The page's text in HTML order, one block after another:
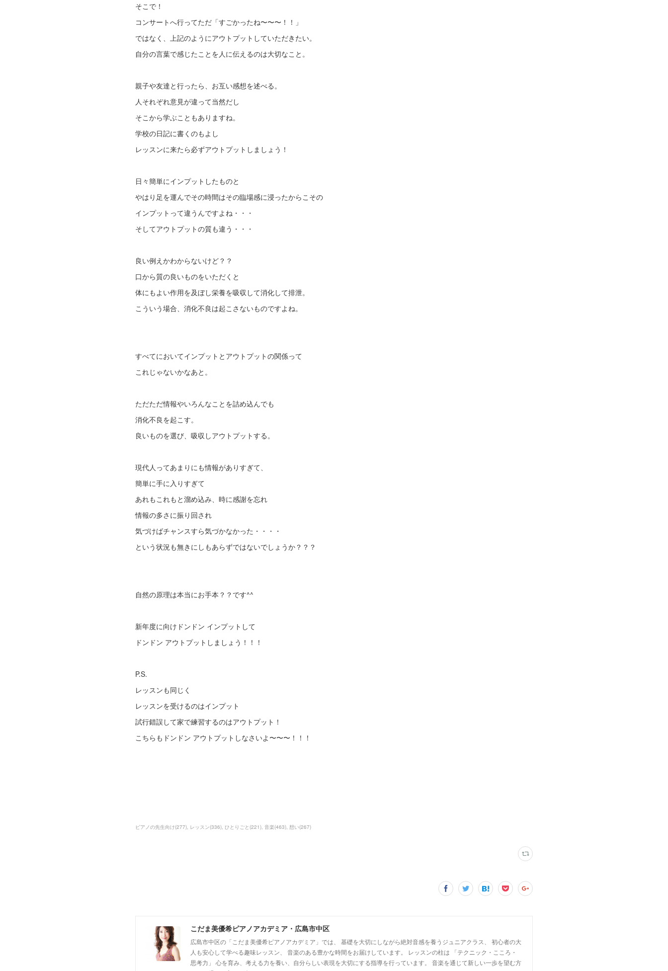
そこで！
コンサートへ行ってただ「すごかったね〜〜〜！！」
ではなく、上記のようにアウトプットしていただきたい。
自分の言葉で感じたことを人に伝えるのは大切なこと。
親子や友達と行ったら、お互い感想を述べる。
人それぞれ意見が違って当然だし
そこから学ぶこともありますね。
学校の日記に書くのもよし
レッスンに来たら必ずアウトプットしましょう！
日々簡単にインプットしたものと
やはり足を運んでその時間はその臨場感に浸ったからこその
インプットって違うんですよね・・・
そしてアウトプットの質も違う・・・
良い例えかわからないけど？？
口から質の良いものをいただくと
体にもよい作用を及ぼし栄養を吸収して消化して排泄。
こういう場合、消化不良は起こさないものですよね。
すべてにおいてインプットとアウトプットの関係って
これじゃないかなあと。
ただただ情報やいろんなことを詰め込んでも
消化不良を起こす。
良いものを選び、吸収しアウトプットする。
現代人ってあまりにも情報がありすぎて、
簡単に手に入りすぎて
あれもこれもと溜め込み、時に感謝を忘れ
情報の多さに振り回され
気づけばチャンスすら気づかなかった・・・・
という状況も無きにしもあらずではないでしょうか？？？
自然の原理は本当にお手本？？です^^
新年度に向けドンドン インプットして
ドンドン アウトプットしましょう！！！
P.S.
レッスンも同じく
レッスンを受けるのはインプット
試行錯誤して家で練習するのはアウトプット！
こちらもドンドン アウトプットしなさいよ〜〜〜！！！
ピアノの先生向け(277) レッスン(336) ひとりごと (221) 音楽(463) 想い(267)
こだま美優希ピアノアカデミア・広島市中区
広島市中区の「こだま美優希ピアノアカデミア」では、 基礎を大切にしながら絶対音感を養うジュニアクラス、 初心者の大
人も安心して学べる趣味レッスン、 音楽のある豊かな時間をお届けしています。 レッスンの柱は 「テクニック・こころ・
思考力」 心を育み、考える力を養い、自分らしい表現を大切にする指導を行っています。 音楽を通じて新しい一歩を望む方